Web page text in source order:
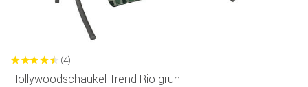
(4)
Hollywoodschaukel Trend Rio grün